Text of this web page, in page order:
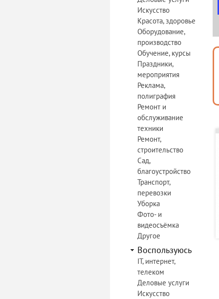
Искусство
Красота, здоровье
Оборудование,
производство
Обучение, курсы
Праздники,
мероприятия
Реклама,
полиграфия
Ремонт и
обслуживание
техники
Ремонт,
строительство
Сад,
благоустройство
Транспорт,
перевозки
Уборка
Фото- и
видеосъёмка
Другое
Воспользуюсь
IT, интернет,
телеком
Деловые услуги
Искусство